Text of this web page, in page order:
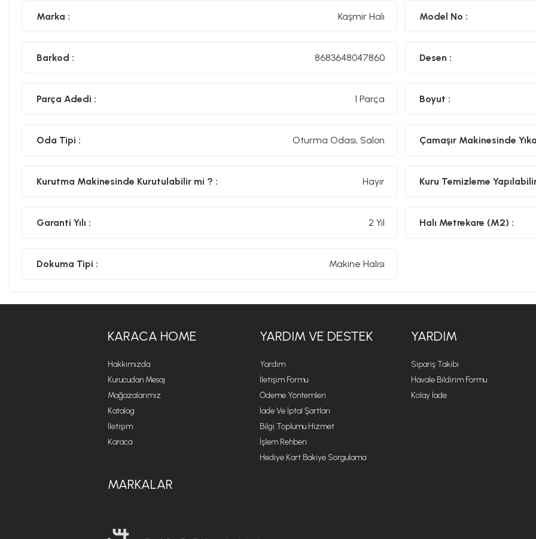
Marka : Kaşmir Halı Model No :
Barkod : 8683648047860 Desen :
Parça Adedi : 1 Parça Boyut :
Oda Tipi : Oturma Odası, Salon Çamaşır Makinesinde
Kurutma Makinesinde Kurutulabilir mi ? : Hayır Kuru Temizleme
Garanti Yılı : 2 Yıl Halı Metrekare (M2) :
Dokuma Tipi : Makine Halısı
KARACA HOME
Hakkımızda
Kurucudan Mesaj
Mağazalarımız
Katalog
İletişim
Karaca
YARDIM VE DESTEK
Yardım
İletişim Formu
Ödeme Yöntemleri
İade Ve İptal Şartları
Bilgi Toplumu Hizmet
İşlem Rehberi
Hediye Kart Bakiye Sorgulama
YARDIM
Sipariş Takibi
Havale Bildirim Formu
Kolay İade
MARKALAR